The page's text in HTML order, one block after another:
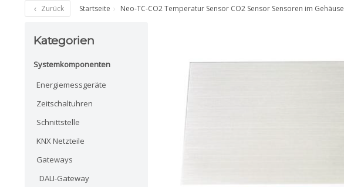
Zurück Startseite Neo-TC-CO2 Temperatur Sensor CO2 Sensor Sensoren im Gehäuse
Kategorien
Systemkomponenten
Energiemessgeräte
Zeitschaltuhren
Schnittstelle
KNX Netzteile
Gateways
DALI-Gateway